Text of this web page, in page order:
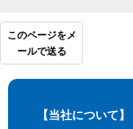
このページをメ
ールで送る
【当社について】